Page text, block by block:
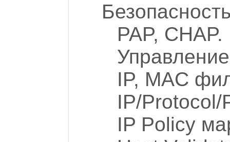
PAP, CHAP.
IP, MAC
IP/Protocol/
IP Policy